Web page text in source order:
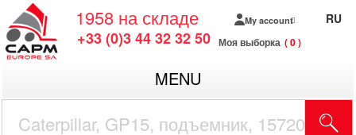
1958 на складе
+33 (0)3 44 32 32 50
My account
Моя выборка 0
RU
MENU